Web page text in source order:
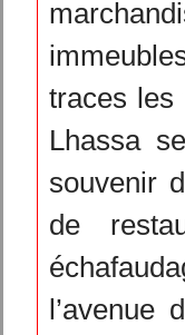
traces les
Lhassa
souvenir
de